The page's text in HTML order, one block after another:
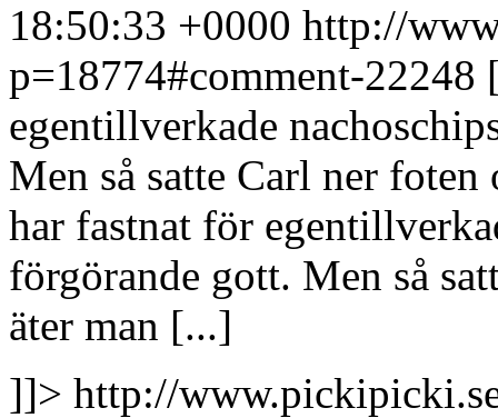
18:50:33 +0000 http://
p=18774#comment-22248
egentillverkade
Men så satte Carl ner
har fastnat för
förgörande gott. Men så
äter man [...]
]]> http://